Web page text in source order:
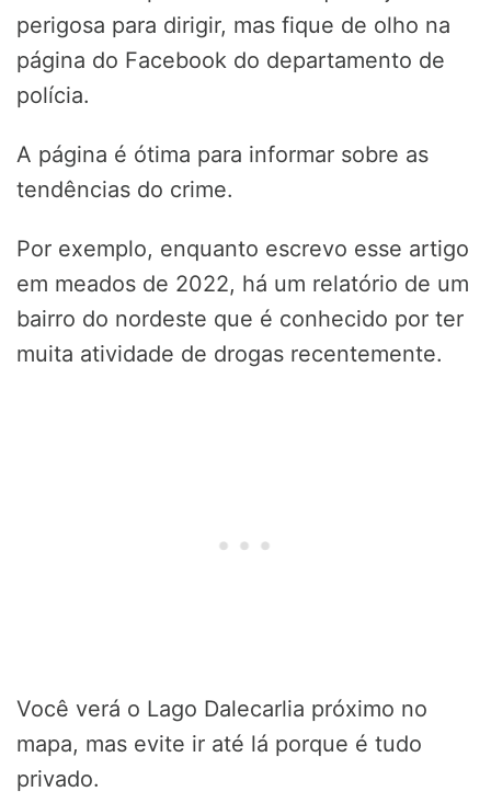
perigosa para dirigir, mas fique de olho na
página do Facebook do departamento de
polícia.
A página é ótima para informar sobre as
tendências do crime.
Por exemplo, enquanto escrevo esse artigo
em meados de 2022, há um relatório de um
bairro do nordeste que é conhecido por ter
muita atividade de drogas recentemente.
Você verá o Lago Dalecarlia próximo no
mapa, mas evite ir até lá porque é tudo
privado.